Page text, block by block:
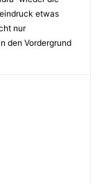
etwas
nur
den Vordergrund